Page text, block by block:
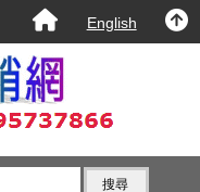
English